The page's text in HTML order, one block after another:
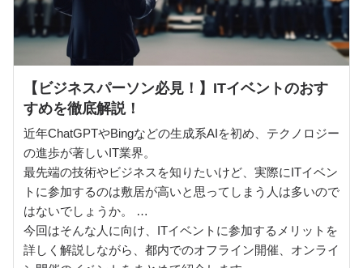
【ビジネスパーソン必見！】ITイベントのおす
すめを徹底解説！
近年ChatGPTやBingなどの生成系AIを初め、テクノロジー
の進歩が著しいIT業界。
最先端の技術やビジネスを知りたいけど、実際にITイベン
トに参加するのは敷居が高いと思ってしまう人は多いので
はないでしょうか。
今回はそんな人に向け、ITイベントに参加するメリットを
詳しく解説しながら、都内でのオフライン開催、オンライ